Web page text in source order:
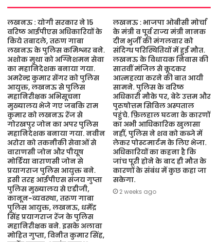
लखनऊ : योगी सरकार ने 15
वरिष्ठ आईपीएस अधिकारियों के
किये तबादले, तरुण गाबा
लखनऊ के पुलिस कमिश्नर बने.
अशोक मुथा को अग्निशमन सेवा
का महानिदेशक बनाया गया.
अमरेन्द्र कुमार सेंगर को पुलिस
आयुक्त, लखनऊ से पुलिस
महानिरीक्षक अभिसूचना
मुख्यालय भेजे गए जबकि राम
कुमार को लखनऊ रेंज से
गोरखपुर जोन का अपर पुलिस
महानिदेशक बनाया गया. नवीन
अरोरा को तकनीकी सेवाओं से
वाराणसी जोन और पीयूष
मोर्डिया वाराणसी जोन से
प्रयागराज पुलिस आयुक्त बने.
इसी तरह आईपीएस संजय गुप्ता
पुलिस मुख्यालय से एडीजी,
कानून-व्यवस्था, तरुण गाबा
पुलिस आयुक्त, लखनऊ, धर्मेंद्र
सिंह प्रयागराज रेंज के पुलिस
महानिरीक्षक बने. इसके अलावा
मोहित गुप्ता, विनीत कुमार सिंह,
लखनऊ : भाजपा ओबीसी मोर्चा
के मंत्री व पूर्व राज्य मंत्री नानक
दीन भुर्जी की मंगलवार को
संदिग्ध परिस्थितियों में हुई मौत.
लखनऊ के विधायक निवास की
सातवीं मंजिल से कूदकर
आत्महत्या करने की बात आयी
सामने. पुलिस के वरिष्ठ
अधिकारी मौके पर, बेटे उत्तम और
पुरुषोत्तम सिविल अस्पताल
पहुंचे. फ़िलहाल घटना के कारणों
का अभी आधिकारिक खुलासा
नहीं, पुलिस ने शव को कब्जे में
लेकर पोस्टमार्टम के लिए भेजा.
अधिकारियों का कहना है कि
जांच पूरी होने के बाद ही मौत के
कारणों के संबंध में कुछ कहा जा
सकेगा.
2 weeks ago